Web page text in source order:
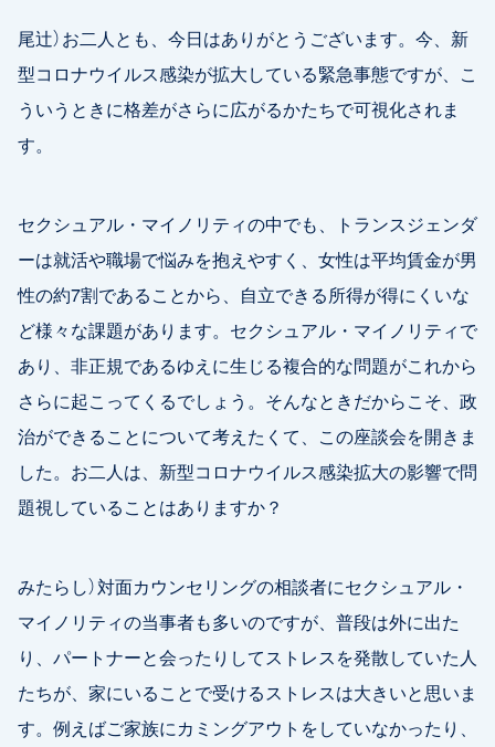
尾辻）お二人とも、今日はありがとうございます。今、新
型コロナウイルス感染が拡大している緊急事態ですが、こ
ういうときに格差がさらに広がるかたちで可視化されま
す。
セクシュアル・マイノリティの中でも、トランスジェンダ
ーは就活や職場で悩みを抱えやすく、女性は平均賃金が男
性の約7割であることから、自立できる所得が得にくいな
ど様々な課題があります。セクシュアル・マイノリティで
あり、非正規であるゆえに生じる複合的な問題がこれから
さらに起こってくるでしょう。そんなときだからこそ、政
治ができることについて考えたくて、この座談会を開きま
した。お二人は、新型コロナウイルス感染拡大の影響で問
題視していることはありますか？
みたらし）対面カウンセリングの相談者にセクシュアル・
マイノリティの当事者も多いのですが、普段は外に出た
り、パートナーと会ったりしてストレスを発散していた人
たちが、家にいることで受けるストレスは大きいと思いま
す。例えばご家族にカミングアウトをしていなかったり、